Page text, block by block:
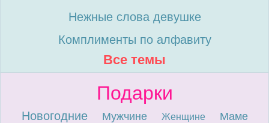
Нежные слова девушке
Комплименты по алфавиту
Все темы
Подарки
Новогодние Мужчине Женщине Маме